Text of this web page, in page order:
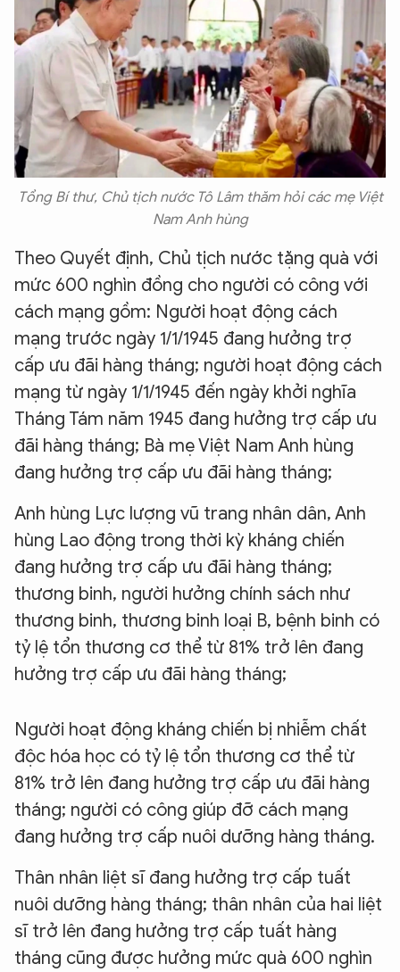
Tổng Bí thư, Chủ tịch nước Tô Lâm thăm hỏi các mẹ Việt
Nam Anh hùng
Theo Quyết định, Chủ tịch nước tặng quà với
mức 600 nghìn đồng cho người có công với
cách mạng gồm: Người hoạt động cách
mạng trước ngày 1/1/1945 đang hưởng trợ
cấp ưu đãi hàng tháng; người hoạt động cách
mạng từ ngày 1/1/1945 đến ngày khởi nghĩa
Tháng Tám năm 1945 đang hưởng trợ cấp ưu
đãi hàng tháng; Bà mẹ Việt Nam Anh hùng
đang hưởng trợ cấp ưu đãi hàng tháng;
Anh hùng Lực lượng vũ trang nhân dân, Anh
hùng Lao động trong thời kỳ kháng chiến
đang hưởng trợ cấp ưu đãi hàng tháng;
thương binh, người hưởng chính sách như
thương binh, thương binh loại B, bệnh binh có
tỷ lệ tổn thương cơ thể từ 81% trở lên đang
hưởng trợ cấp ưu đãi hàng tháng;
Người hoạt động kháng chiến bị nhiễm chất
độc hóa học có tỷ lệ tổn thương cơ thể từ
81% trở lên đang hưởng trợ cấp ưu đãi hàng
tháng; người có công giúp đỡ cách mạng
đang hưởng trợ cấp nuôi dưỡng hàng tháng.
Thân nhân liệt sĩ đang hưởng trợ cấp tuất
nuôi dưỡng hàng tháng; thân nhân của hai liệt
sĩ trở lên đang hưởng trợ cấp tuất hàng
tháng cũng được hưởng mức quà 600 nghìn